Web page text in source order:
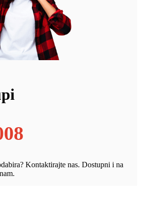
Kontaktirajte nas. Dostupni i na